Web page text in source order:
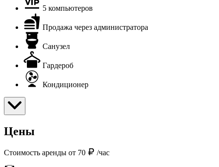
5 компьютеров
Продажа через администратора
Санузел
Гардероб
Кондиционер
Цены
Стоимость аренды от 70 /час